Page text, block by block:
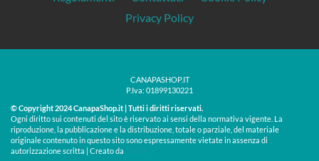
Privacy Policy
CANAPASHOP.IT
P.Iva: 01899130221
© Copyright 2024 CanapaShop.it | Tutti i diritti riservati.
Ogni diritto sui contenuti del sito è riservato ai sensi della normativa vigente. La
riproduzione, la pubblicazione e la distribuzione, totale o parziale, del materiale
originale contenuto in questo sito sono espressamente vietate in assenza di
autorizzazione scritta | Creato da